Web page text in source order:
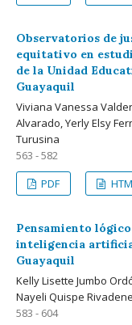
Observatorios de
equitativo en
de la Unidad
Guayaquil
Viviana Vanessa
Alvarado, Yerly Elsy
Turusina
563 - 582
PDF
Pensamiento
inteligencia
Guayaquil
Kelly Lisette Jumbo
Nayeli Quispe
583 - 604